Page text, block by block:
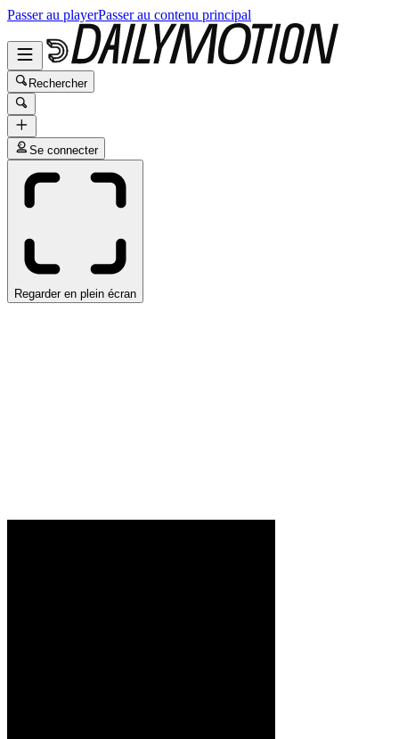
Passer au playerPasser au contenu principal
Rechercher
Se connecter
Regarder en plein écran